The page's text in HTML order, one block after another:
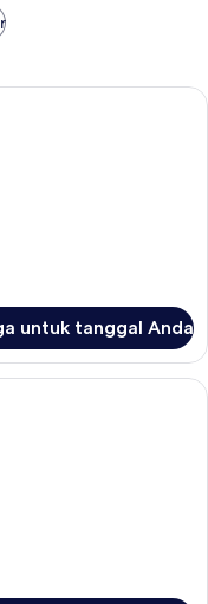
| Selimut bulu angsa,
untuk tanggal Anda
Deluks | Selimut bulu